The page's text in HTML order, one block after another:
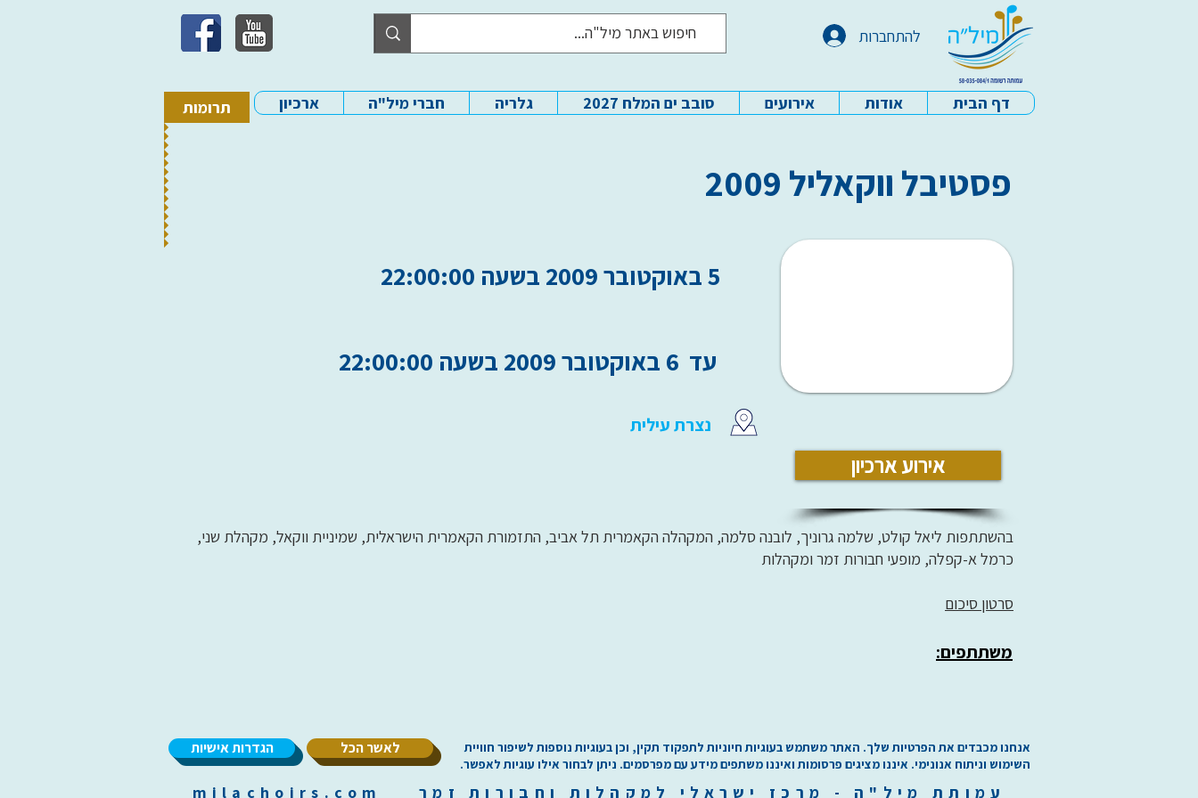
להתחברות
תרומות עמותת מיל"ה - דף הביתדף הבית אודות אירועים סובב ים המלח 2027 גלריה חברי מיל"ה ארכיון
פסטיבל ווקאליל 2009
5 באוקטובר 2009 בשעה 22:00:00
6 באוקטובר 2009 בשעה 22:00:00 עד
נצרת עילית
אירוע ארכיון
בהשתתפות ליאל קולט, שלמה גרוניך, לובנה סלמה, המקהלה הקאמרית תל אביב, התזמורת הקאמרית הישראלית, שמיניית ווקאל, מקהלת שני,
כרמל א-קפלה, מופעי חבורות זמר ומקהלות
סרטון סיכום
משתתפים:
הגדרות אישיות לאשר הכל
אנחנו מכבדים את הפרטיות שלך. האתר משתמש בעוגיות חיוניות לתפקוד תקין, וכן בעוגיות נוספות לשיפור חוויית
השימוש וניתוח אנונימי. איננו מציגים פרסומות ואיננו משתפים מידע עם מפרסמים. ניתן לבחור אילו עוגיות לאפשר.
עמותת מיל"ה - מ רכז ישראלי למקהלות וחבורות זמר milachoirs.com